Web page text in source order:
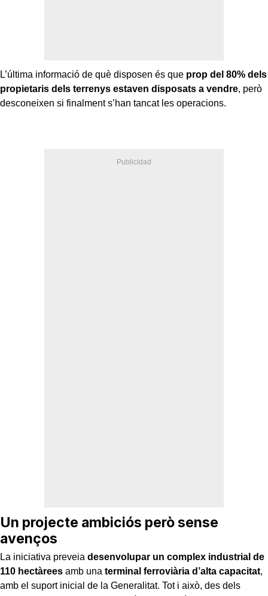
L’última informació de què disposen és que prop del 80% dels
propietaris dels terrenys estaven disposats a vendre, però
desconeixen si finalment s’han tancat les operacions.
Un projecte ambiciós però sense
avenços
La iniciativa preveia desenvolupar un complex industrial de
110 hectàrees amb una terminal ferroviària d’alta capacitat,
amb el suport inicial de la Generalitat. Tot i això, des dels